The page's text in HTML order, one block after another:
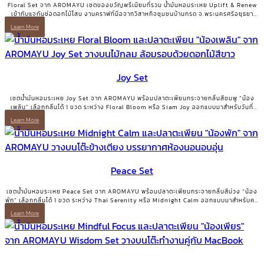
Floral Set จาก AROMAYU เซตของขวัญพรีเมียมที่รวม น้ำมันหอมระเหย Uplift & Renew
เข้ากับแจกันช่อดอกไม้โสน งานคราฟท์มือจากวิสาหกิจชุมชนบ้านกรด จ.พระนครศรีอยุธยา
Learn More
Joy Set
เซตน้ำมันหอมระเหย Joy Set จาก AROMAYU พร้อมปลาตะเพียนกระจายกลิ่นสีชมพู “น้อง
เพลิน” เลือกกลิ่นได้ 1 ขวด ระหว่าง Floral Bloom หรือ Siam Joy ออกแบบมาสำหรับวันที่
Learn More
Peace Set
เซตน้ำมันหอมระเหย Peace Set จาก AROMAYU พร้อมปลาตะเพียนกระจายกลิ่นสีม่วง “น้อง
พัก” เลือกกลิ่นได้ 1 ขวด ระหว่าง Thai Serenity หรือ Midnight Calm ออกแบบมาสำหรับคน
Learn More